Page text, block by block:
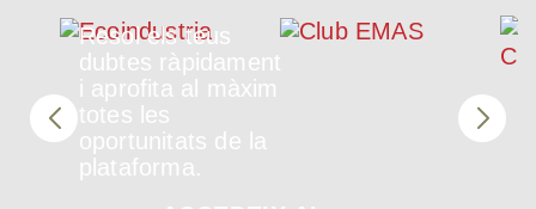
Resol els teus
dubtes ràpidament
i aprofita al màxim
totes les
oportunitats de la
plataforma.